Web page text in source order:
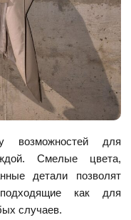
возможностей для
Смелые цвета,
детали позволят
как для
случаев.